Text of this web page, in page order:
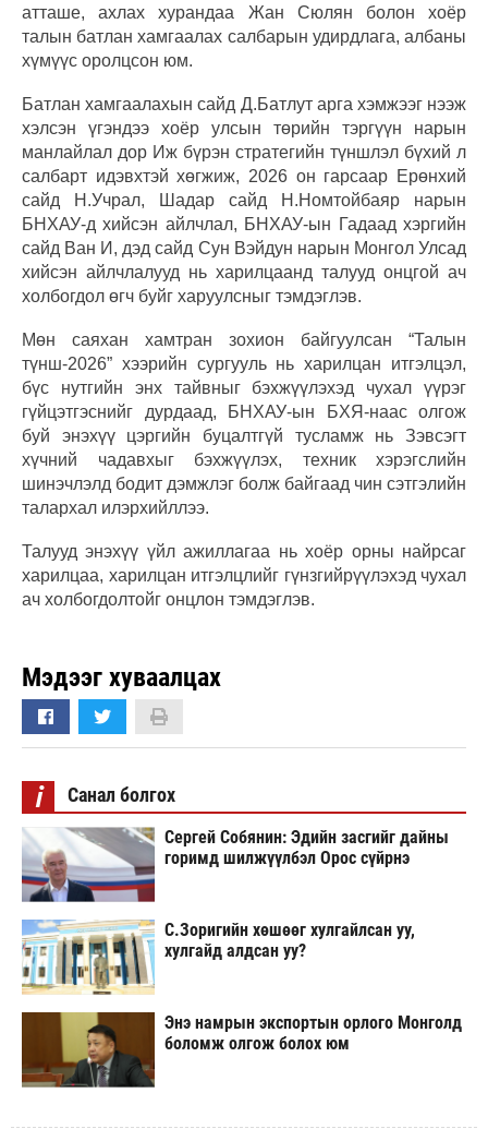
атташе, ахлах хурандаа Жан Сюлян болон хоёр
талын батлан хамгаалах салбарын удирдлага, албаны
хүмүүс оролцсон юм.
Батлан хамгаалахын сайд Д.Батлут арга хэмжээг нээж
хэлсэн үгэндээ хоёр улсын төрийн тэргүүн нарын
манлайлал дор Иж бүрэн стратегийн түншлэл бүхий л
салбарт идэвхтэй хөгжиж, 2026 он гарсаар Ерөнхий
сайд Н.Учрал, Шадар сайд Н.Номтойбаяр нарын
БНХАУ-д хийсэн айлчлал, БНХАУ-ын Гадаад хэргийн
сайд Ван И, дэд сайд Сун Вэйдун нарын Монгол Улсад
хийсэн айлчлалууд нь харилцаанд талууд онцгой ач
холбогдол өгч буйг харуулсныг тэмдэглэв.
Мөн саяхан хамтран зохион байгуулсан “Талын
түнш-2026” хээрийн сургууль нь харилцан итгэлцэл,
бүс нутгийн энх тайвныг бэхжүүлэхэд чухал үүрэг
гүйцэтгэснийг дурдаад, БНХАУ-ын БХЯ-наас олгож
буй энэхүү цэргийн буцалтгүй тусламж нь Зэвсэгт
хүчний чадавхыг бэхжүүлэх, техник хэрэгслийн
шинэчлэлд бодит дэмжлэг болж байгаад чин сэтгэлийн
талархал илэрхийллээ.
Талууд энэхүү үйл ажиллагаа нь хоёр орны найрсаг
харилцаа, харилцан итгэлцлийг гүнзгийрүүлэхэд чухал
ач холбогдолтойг онцлон тэмдэглэв.
Мэдээг хуваалцах
i Санал болгох
Сергей Собянин: Эдийн засгийг дайны
горимд шилжүүлбэл Орос сүйрнэ
С.Зоригийн хөшөөг хулгайлсан уу,
хулгайд алдсан уу?
Энэ намрын экспортын орлого Монголд
боломж олгож болох юм